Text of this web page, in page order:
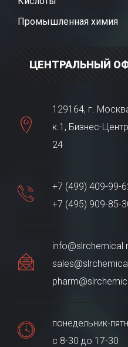
Промышленная химия
ЦЕНТРАЛЬНЫЙ
129164, г.
к.1, Бизнес-
24
+7 (499) 409-99-
+7 (495) 909-85-
понедельник-
с 8-30 до 17-30